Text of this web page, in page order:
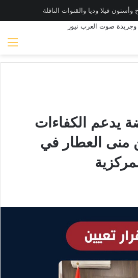
فيلا وديا والقنوات الناقلة
يدعم الكفاءات
منى العطار في